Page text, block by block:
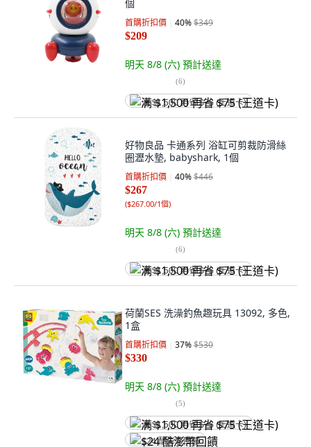
個
首購折扣價 40%$349
$209
明天 8/8 (六) 預計送達
(6)
满 $1,500 再省 $75 (王道卡)
好物良品 卡通系列 浴缸可剪裁防滑絲
圈瀝水墊, babyshark, 1個
首購折扣價 40%$446
$267
($267.00/1個)
明天 8/8 (六) 預計送達
(6)
满 $1,500 再省 $75 (王道卡)
荷蘭SES 洗澡釣魚趣玩具 13092, 多色,
1盒
首購折扣價 37%$530
$330
明天 8/8 (六) 預計送達
(5)
满 $1,500 再省 $75 (王道卡)
$24 酷澎幣回饋